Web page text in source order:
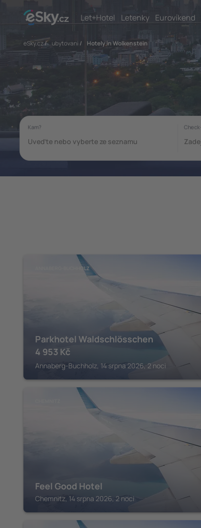
Let+Hotel Letenky Eurovíkend
eSky.cz/ ubytovani / Hotely in Wolkenstein
ANNABERG-BUCHHOLZ
Parkhotel Waldschlösschen
4 953 Kč
Annaberg-Buchholz, 14 srpna 2026, 2 noci
Feel Good Hotel
Chemnitz, 14 srpna 2026, 2 noci